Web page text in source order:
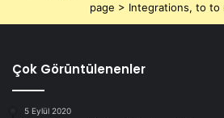
page > Integrations, to to
Çok Görüntülenenler
5 Eylül 2020